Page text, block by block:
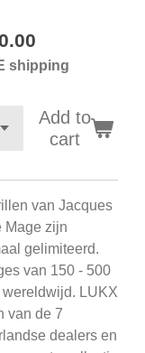
shipping
Add to
cart
van Jacques
Mage zijn
gelimiteerd.
van 150 - 500
wereldwijd. LUKX
van de 7
dealers en